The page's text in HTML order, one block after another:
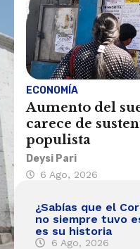
ECONOMÍA
Aumento del
carece de
populista
Deysi Pari
6 Ago, 2026
¿Sabías que el
no siempre tuvo
es su historia
6 Ago, 2026